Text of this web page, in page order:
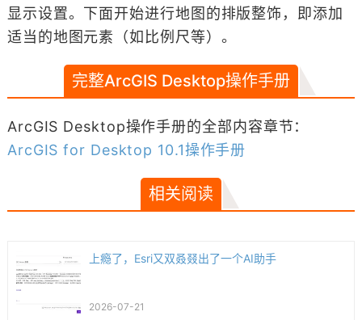
显示设置。下面开始进行地图的排版整饰，即添加
适当的地图元素（如比例尺等）。
完整ArcGIS Desktop操作手册
ArcGIS Desktop操作手册的全部内容章节：
ArcGIS for Desktop 10.1操作手册
相关阅读
上瘾了，Esri又双叒叕出了一个AI助手
2026-07-21